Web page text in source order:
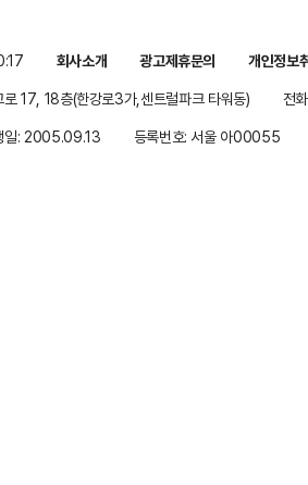
회사소개 광고제휴문의
개인정보
17, 18층(한강로3가,센트럴파크 타워동)
전
일: 2005.09.13 등록번호: 서울 아00055